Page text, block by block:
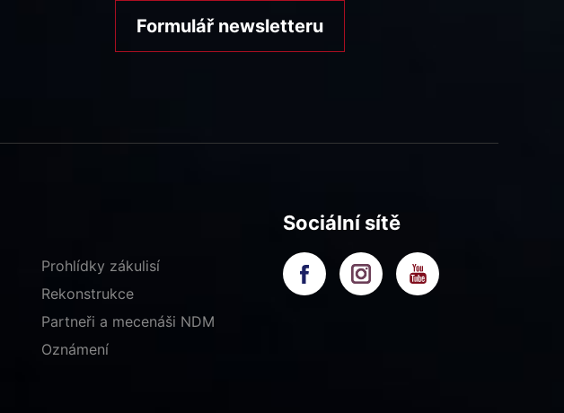
Formulář newsletteru
Prohlídky zákulisí
Rekonstrukce
Partneři a mecenáši NDM
Oznámení
Sociální sítě